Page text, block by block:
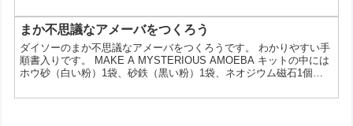
まか不思議なアメーバをつくろう
ダイソーのまか不思議なアメーバをつくろうです。 わかりやすい手
順書入りです。 MAKE A MYSTERIOUS AMOEBA キットの中には
ホウ砂（白い粉）1袋、砂鉄（黒い粉）1袋、ネオジウム磁石1個が